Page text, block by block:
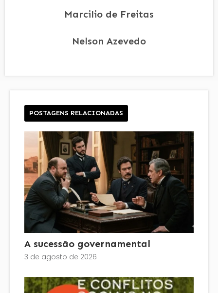
Marcilio de Freitas
Nelson Azevedo
POSTAGENS RELACIONADAS
A sucessão governamental
3 de agosto de 2026